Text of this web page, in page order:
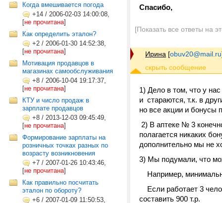
Когда вмешивается погода
+14 / 2006-02-03 14:00:08,
[не прочитана]
Как определить эталон?
+2 / 2006-01-30 14:52:38,
[не прочитана]
Мотивация продавцов в
магазинах самообслуживания
+8 / 2006-10-04 19:17:37,
[не прочитана]
КТУ и число продаж в
зарплате продавцов
+8 / 2013-12-03 09:45:49,
[не прочитана]
Формирование зарплаты на
розничных точках разных по
возрасту возникновения
+7 / 2007-01-26 10:43:46,
[не прочитана]
Как правильно посчитать
эталон по обороту?
+6 / 2007-01-09 11:50:53,
Спасибо,
[Показать все ответы на
Ирина [obuv20@mail.ru
1) Дело в том, что у
и стараются, т.к. в
но все акции и бонусы
2) В аптеке № 3
полагается никаких
дополнительно мы не
3) Мы подумали, что
Например,
Если работает 3
составить 900 т.р.